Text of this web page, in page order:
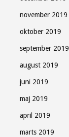
november 2019
oktober 2019
september 2019
august 2019
juni 2019
maj 2019
april 2019
marts 2019